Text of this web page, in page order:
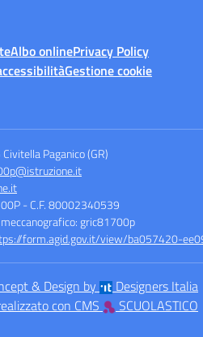
Albo onlinePrivacy Policy
Gestione cookie
Paganico (GR)
- C.F. 80002340539
gric81700p
form.agid.gov.it/view/ba057420-
& Design by
Designers Italia
con CMS
SCUOLASTICO